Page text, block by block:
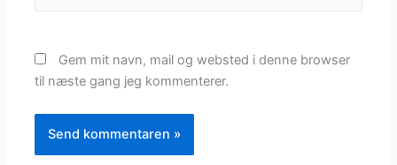
Gem mit navn, mail og websted i denne browser
til næste gang jeg kommenterer.